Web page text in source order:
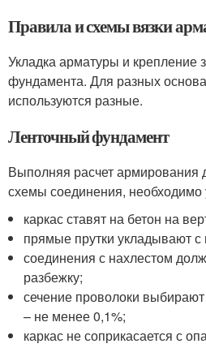
Правила и схемы вязки
Укладка арматуры и крепление
фундамента. Для разных
используются разные.
Ленточный фундамент
Выполняя расчет армирования
схемы соединения, необходимо
каркас ставят на бетон на
прямые прутки укладывают
соединения с нахлестом
разбежку;
сечение проволоки
– не менее 0,1%;
каркас не соприкасается с